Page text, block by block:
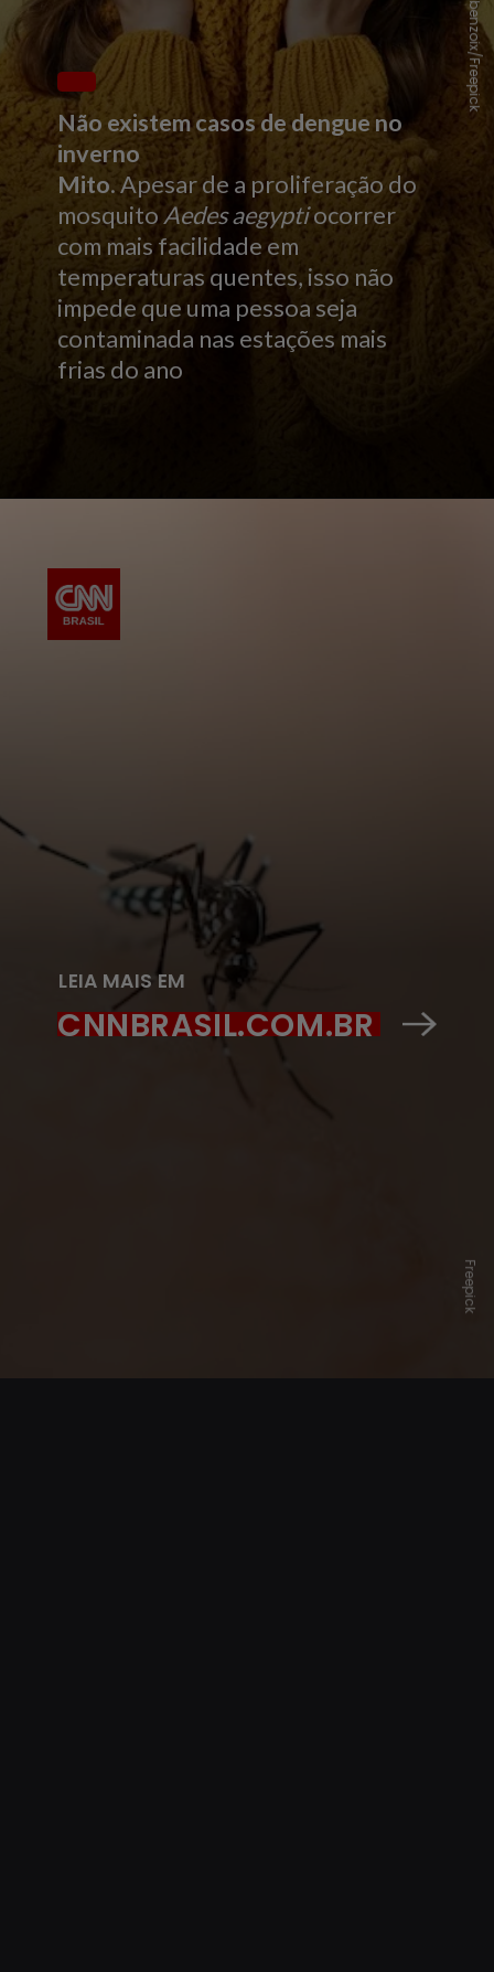
Não existem casos de dengue no
inverno
Mito. Apesar de a proliferação do
mosquitoAedes aegyptiocorrer
com mais facilidade em
temperaturas quentes, isso não
impede que uma pessoa seja
contaminada nas estações mais
frias do ano
benzoix/Freepick
Freepick
LEIA MAIS EM
CNNBRASIL.COM.BR